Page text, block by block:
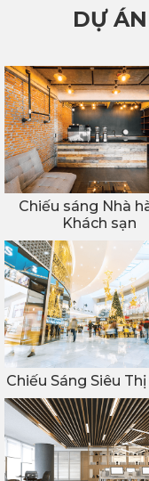
DỰ
Chiếu sáng Nhà
Khách sạn
Chiếu Sáng Siêu